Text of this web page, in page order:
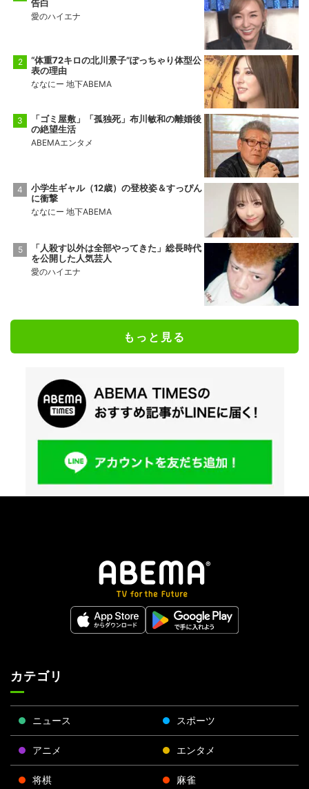
告白
愛のハイエナ
“体重72キロの北川景子”ぽっちゃり体型公
表の理由
ななにー 地下ABEMA
「ゴミ屋敷」「孤独死」布川敏和の離婚後
の絶望生活
ABEMAエンタメ
小学生ギャル（12歳）の登校姿＆すっぴん
に衝撃
ななにー 地下ABEMA
「人殺す以外は全部やってきた」総長時代
を公開した人気芸人
愛のハイエナ
もっと見る
カテゴリ
ニュース スポーツ
アニメ エンタメ
将棋 麻雀